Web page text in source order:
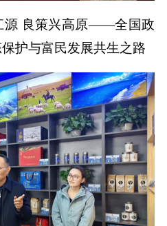
源 良策兴高原——全国政
护与富民发展共生之路